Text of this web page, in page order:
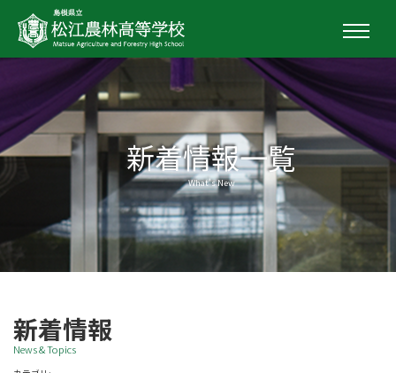
新着情報一覧
What's New
新着情報
News & Topics